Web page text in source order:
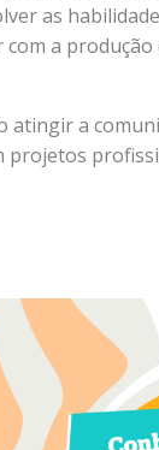
as
a produção
atingir a
projetos